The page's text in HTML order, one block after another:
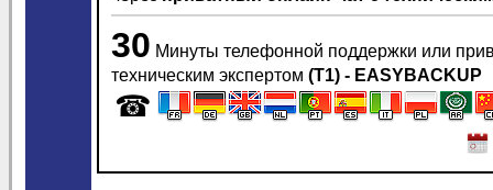
30 Минуты телефонной поддержки или
техническим экспертом (T1) - EASYBACKUP
☎